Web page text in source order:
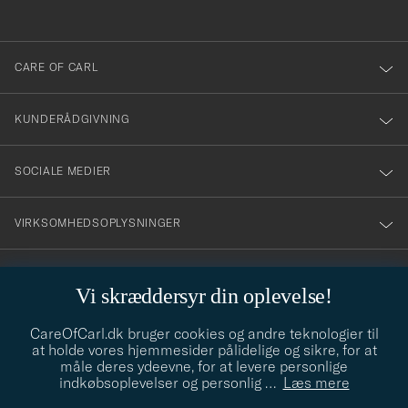
Vi skræddersyr din oplevelse!
CareOfCarl.dk bruger cookies og andre teknologier til
at holde vores hjemmesider pålidelige og sikre, for at
måle deres ydeevne, for at levere personlige
indkøbsoplevelser og personlig … Læs mere
dig
till
vårt
nyhetsbrev!
CARE OF CARL
KUNDERÅDGIVNING
SOCIALE MEDIER
VIRKSOMHEDSOPLYSNINGER
info@careofcarl.dk
Behøver du hjælp til at finde din stil? Lad os hjælpe dig, vi hjælper
gerne til!
STILRÅD